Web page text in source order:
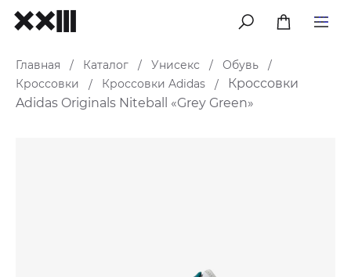
меню
Главная / Каталог / Унисекс / Обувь
/
Кроссовки
/ Кроссовки Adidas /
Кроссовки
Adidas Originals Niteball «Grey Green»